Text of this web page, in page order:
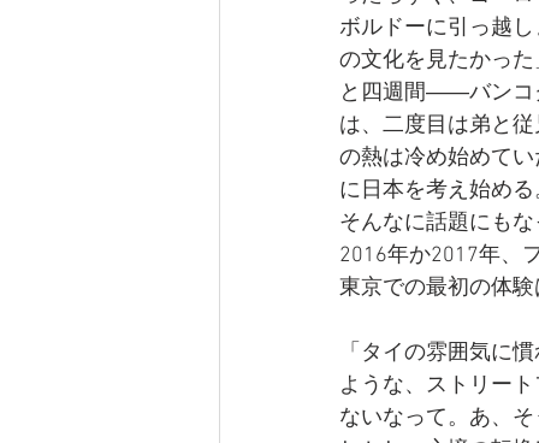
ボルドーに引っ越
の文化を見たかっ
と四週間――バンコ
は、二度目は弟と
の熱は冷め始めて
に日本を考え始め
そんなに話題にも
2016年か2017年、
東京での最初の体
「タイの雰囲気に
ような、ストリー
ないなって。あ、